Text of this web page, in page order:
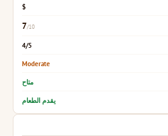
$
7/10
4/5
Moderate
متاح
يقدم الطعام